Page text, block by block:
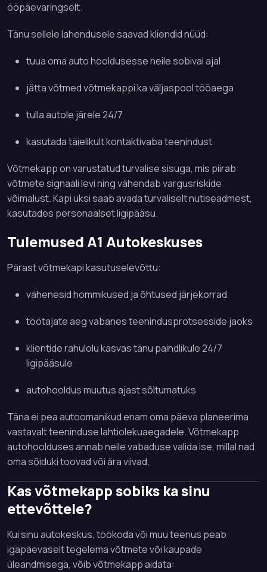
ööpäevaringselt.
Tänu sellele lahendusele saavad kliendid nüüd:
tuua oma auto hooldusesse neile sobival ajal
jätta võtmed võtmekappi ka väljaspool tööaega
tulla autole järele 24/7
kasutada täielikult kontaktivaba teenindust
Võtmekapp on varustatud turvalise sisuga, mis piirab
võtmete signaali levi ning vähendab vargusriskide
võimalust. Kapi uksi saab avada turvaliselt nutiseadmest,
kasutades personaalset ligipääsu.
Tulemused A1 Autokeskuses
Pärast võtmekapi kasutuselevõttu:
vähenesid hommikused ja õhtused järjekorrad
töötajate aeg vabanes teenindusprotsesside jaoks
klientide rahulolu kasvas tänu paindlikule 24/7
ligipääsule
autohooldus muutus ajast sõltumatuks
Täna ei pea autoomanikud enam oma päeva planeerima
vastavalt teeninduse lahtiolekuaegadele. Võtmekapp
autohoolduses annab neile vabaduse valida ise, millal nad
oma sõiduki toovad või ära viivad.
Kas võtmekapp sobiks ka sinu
ettevõttele?
Kui sinu autokeskus, töökoda või muu teenus peab
igapäevaselt tegelema võtmete või kaupade
üleandmisega, võib võtmekapp aidata: